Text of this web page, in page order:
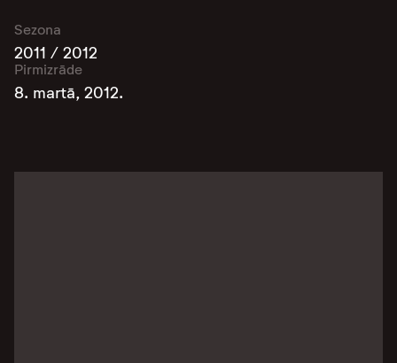
Sezona
2011 / 2012
Pirmizrāde
8. martā, 2012.